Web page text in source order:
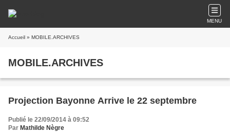
MENU
Accueil » MOBILE.ARCHIVES
MOBILE.ARCHIVES
Projection Bayonne Arrive le 22 septembre
Publié le 22/09/2014 à 09:52
Par Mathilde Nègre